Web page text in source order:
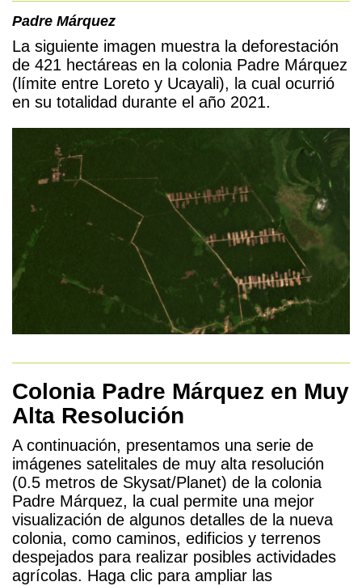
Padre Márquez
La siguiente imagen muestra la deforestación
de 421 hectáreas en la colonia Padre Márquez
(límite entre Loreto y Ucayali), la cual ocurrió
en su totalidad durante el año 2021.
Colonia Padre Márquez en Muy
Alta Resolución
A continuación, presentamos una serie de
imágenes satelitales de muy alta resolución
(0.5 metros de Skysat/Planet) de la colonia
Padre Márquez, la cual permite una mejor
visualización de algunos detalles de la nueva
colonia, como caminos, edificios y terrenos
despejados para realizar posibles actividades
agrícolas. Haga clic para ampliar las